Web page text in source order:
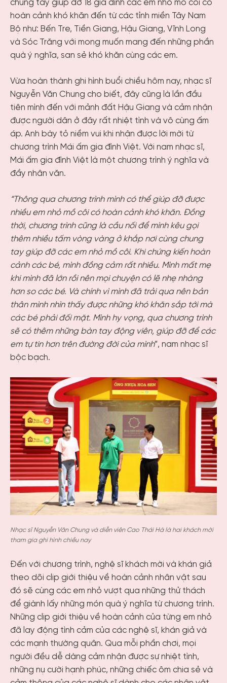
chung tay giúp đỡ 18 gia đình các em nhỏ mồ côi có
hoàn cảnh khó khăn đến từ các tỉnh miền Tây Nam
Bộ như: Bến Tre, Tiền Giang, Hậu Giang, Vĩnh Long
và Sóc Trăng với mong muốn mang đến những phần
quà ý nghĩa, san sẻ khó khăn cùng các em.
Vừa hoàn thành ghi hình buổi chiều hôm nay, nhạc sĩ
Nguyễn Văn Chung cho biết, đây cũng là lần đầu
tiên mình đến với mảnh đất Hậu Giang và cảm nhận
được người dân ở đây rất nhiệt tình và vô cùng ấm
áp. Anh bày tỏ niềm vui khi nhận được lời mời từ
chương trình Mái ấm gia đình Việt. Với nam nhạc sĩ,
Mái ấm gia đình Việt là một chương trình ý nghĩa và
đầy nhân văn.
“Thông qua chương trình mình có thể giúp đỡ được
nhiều em nhỏ mồ côi có hoàn cảnh khó khăn. Đồng
thời, chương trình cũng là cầu nối để mình kêu gọi
thêm nhiều tấm vòng vàng ở khắp nơi cùng chung
tay giúp đỡ các em nhỏ mồ côi. Khi chứng kiến hoàn
cảnh các bé, mình đồng cảm rất nhiều. Mình mất mẹ
khi mình đã lớn rồi nên mọi chuyện có lẽ nhẹ nhàng
hơn so các bé. Và chính vì mình đã trải qua nên bản
thân mình nhìn thấy được những khó khăn sắp tới mà
các bé phải đối mặt. Mình hy vọng, qua chương trình
sẽ có thêm những bàn tay động viên, giúp đỡ để các
em tự tin hơn trên đường đời của mình”, nam nhạc sĩ
bộc bạch.
Nhạc sĩ Nguyễn Văn Chung và diễn viên Cao Thái Hà là hai khách mời
tham gia ghi hình chiều nay
Đến với chương trình, nghệ sĩ khách mời và khán giả
theo dõi clip giới thiệu về hoàn cảnh nhân vật sau
đó sẽ cùng các em nhỏ vượt qua những thử thách
để giành lấy những món quà ý nghĩa từ chương trình.
Những clip giới thiệu về hoàn cảnh của từng em nhỏ
đã lay động tình cảm của các nghệ sĩ, khán giả và
các mạnh thường quân. Qua mỗi phần chơi, mọi
người đều dễ dàng cảm nhận được sự nhiệt tình,
những nụ cười hạnh phúc, những chiếc ôm chia sẻ và